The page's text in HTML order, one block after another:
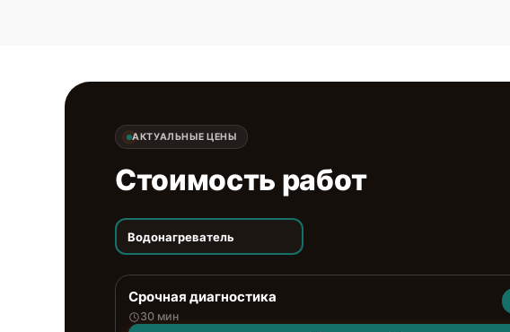
АКТУАЛЬНЫЕ ЦЕНЫ
Стоимость работ
Водонагреватель
Срочная диагностика
30 мин